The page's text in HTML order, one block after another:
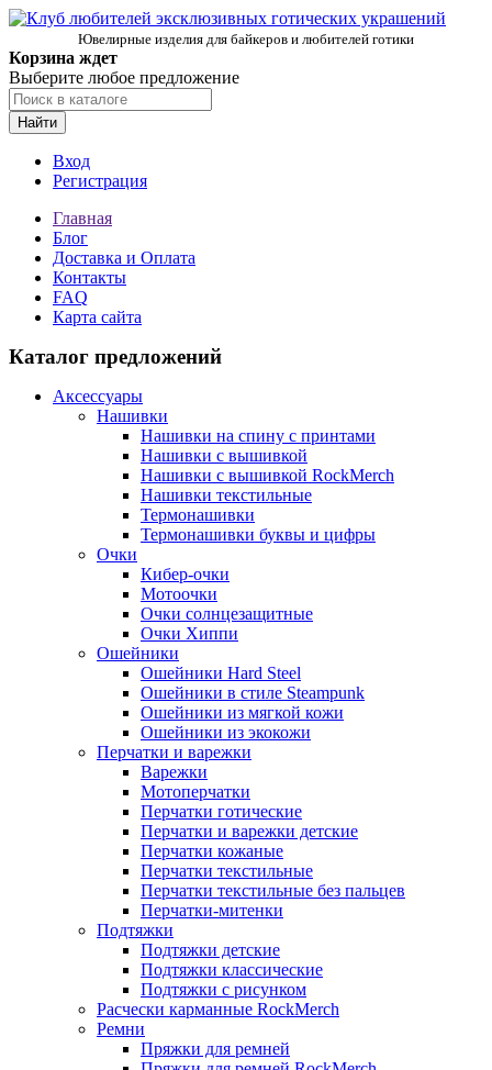
Ювелирные изделия для байкеров и любителей готики
Корзина ждет
Выберите любое предложение
Найти
Вход
Регистрация
Главная
Блог
Доставка и Оплата
Контакты
FAQ
Карта сайта
Каталог предложений
Аксессуары
Нашивки
Нашивки на спину с принтами
Нашивки с вышивкой
Нашивки с вышивкой RockMerch
Нашивки текстильные
Термонашивки
Термонашивки буквы и цифры
Очки
Кибер-очки
Мотоочки
Очки солнцезащитные
Очки Хиппи
Ошейники
Ошейники Hard Steel
Ошейники в стиле Steampunk
Ошейники из мягкой кожи
Ошейники из экокожи
Перчатки и варежки
Варежки
Мотоперчатки
Перчатки готические
Перчатки и варежки детские
Перчатки кожаные
Перчатки текстильные
Перчатки текстильные без пальцев
Перчатки-митенки
Подтяжки
Подтяжки детские
Подтяжки классические
Подтяжки с рисунком
Расчески карманные RockMerch
Ремни
Пряжки для ремней